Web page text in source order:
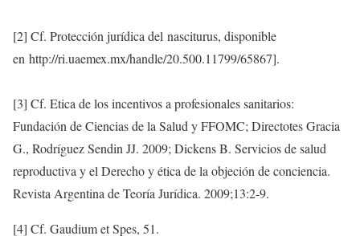
[2] Cf. Protección jurídica del nasciturus, disponible
en http://ri.uaemex.mx/handle/20.500.11799/65867].
[3] Cf. Etica de los incentivos a profesionales sanitarios:
Fundación de Ciencias de la Salud y FFOMC; Directotes Gracia
G., Rodríguez Sendin JJ. 2009; Dickens B. Servicios de salud
reproductiva y el Derecho y ética de la objeción de conciencia.
Revista Argentina de Teoría Jurídica. 2009;13:2-9.
[4] Cf. Gaudium et Spes, 51.